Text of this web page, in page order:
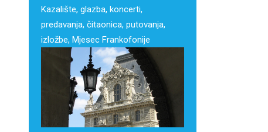
Kazalište, glazba, koncerti,
predavanja, čitaonica, putovanja,
izložbe, Mjesec Frankofonije